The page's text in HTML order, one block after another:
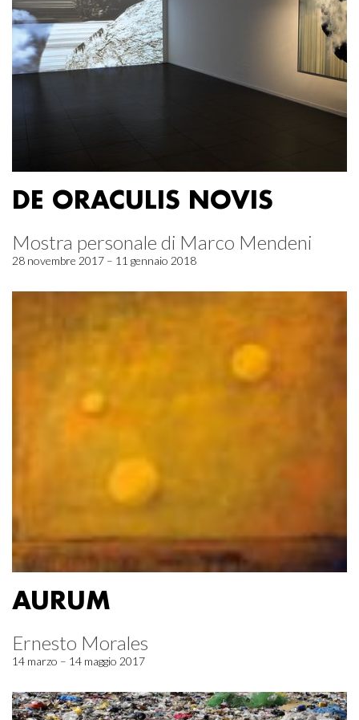
DE ORACULIS NOVIS
Mostra personale di Marco Mendeni
28 novembre 2017 – 11 gennaio 2018
AURUM
Ernesto Morales
14 marzo – 14 maggio 2017